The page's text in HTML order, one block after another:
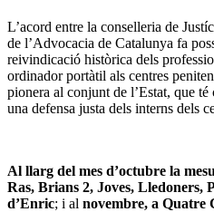
L’acord entre la conselleria de
de l’Advocacia de Catalunya fa
reivindicació històrica dels
ordinador portàtil als centres
pionera al conjunt de l’Estat, que
una defensa justa dels interns dels
Al llarg del mes d’octubre la
Ras, Brians 2, Joves, Lledoners,
d’Enric; i al novembre, a Quatre